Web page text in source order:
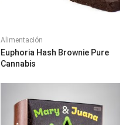
Alimentación
Euphoria Hash Brownie Pure
Cannabis